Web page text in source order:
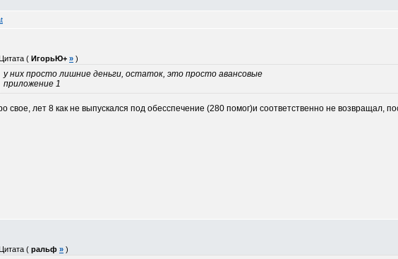
Цитата ( ИгорьЮ+ » )
у них просто лишние деньги, остаток, это просто авансовые
приложение 1
свое, лет 8 как не выпускался под обесспечение (280 помог)и соответственно не возвращал,
Цитата ( ральф » )